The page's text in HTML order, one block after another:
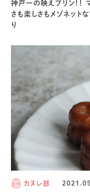
神戸一の映えプリン！！
さも楽しさもメゾネット
り
カヌレ部